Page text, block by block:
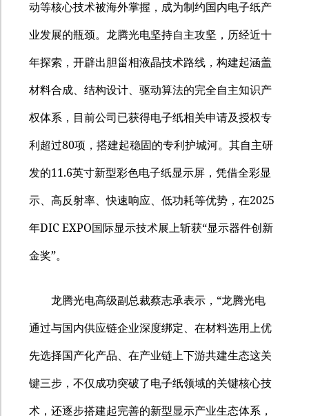
动等核心技术被海外掌握，成为制约国内电子纸产
业发展的瓶颈。龙腾光电坚持自主攻坚，历经近十
年探索，开辟出胆甾相液晶技术路线，构建起涵盖
材料合成、结构设计、驱动算法的完全自主知识产
权体系，目前公司已获得电子纸相关申请及授权专
利超过80项，搭建起稳固的专利护城河。其自主研
发的11.6英寸新型彩色电子纸显示屏，凭借全彩显
示、高反射率、快速响应、低功耗等优势，在2025
年DIC EXPO国际显示技术展上斩获“显示器件创新
金奖”。
龙腾光电高级副总裁蔡志承表示， “龙腾光电
通过与国内供应链企业深度绑定、在材料选用上优
先选择国产化产品、在产业链上下游共建生态这关
键三步，不仅成功突破了电子纸领域的关键核心技
术，还逐步搭建起完善的新型显示产业生态体系，